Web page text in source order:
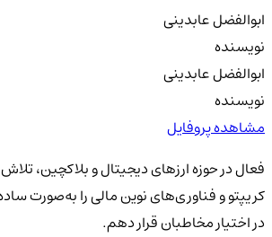
ابوالفضل عابدینی
نویسنده
ابوالفضل عابدینی
نویسنده
مشاهده پروفایل
فعال در حوزه ارزهای دیجیتال و بلاکچین،
کریپتو و فناوری‌های نوین مالی را به‌صورت
در اختیار مخاطبان قرار دهم.